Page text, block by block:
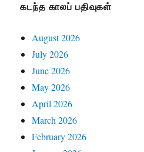
கடந்த காலப் பதிவுகள்
August 2026
July 2026
June 2026
May 2026
April 2026
March 2026
February 2026